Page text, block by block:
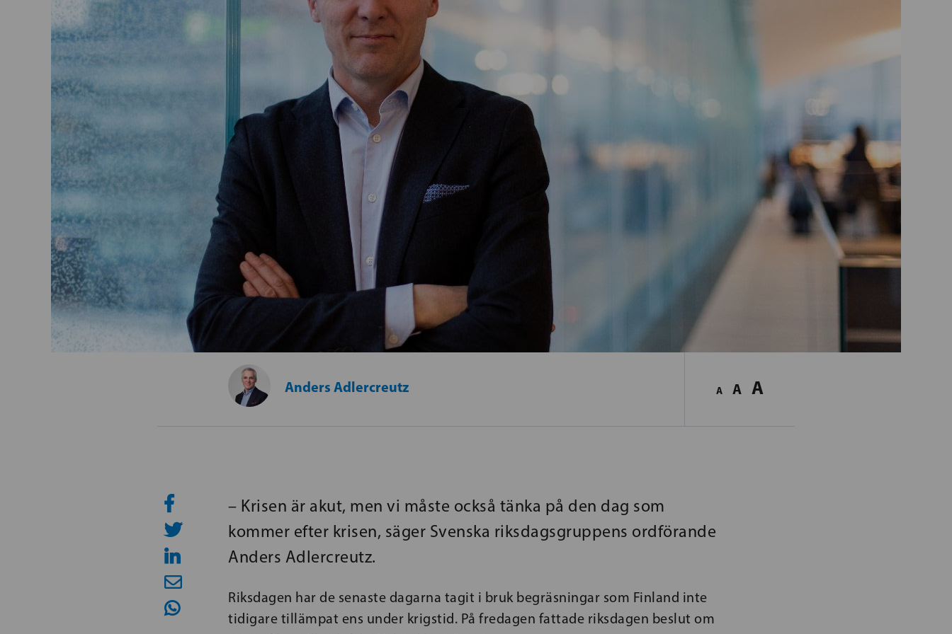
Anders Adlercreutz A A A
– Krisen är akut, men vi måste också tänka på den dag som
kommer efter krisen, säger Svenska riksdagsgruppens ordförande
Anders Adlercreutz.
Riksdagen har de senaste dagarna tagit i bruk begräsningar som Finland inte
tidigare tillämpat ens under krigstid. På fredagen fattade riksdagen beslut om